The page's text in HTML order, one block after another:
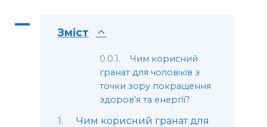
A Зміст
Чим корисний
гранат для чоловіків з
точки зору покращення
здоров’я та енергії?
Чим корисний гранат для